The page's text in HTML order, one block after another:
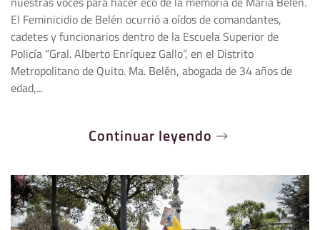
El Feminicidio de Belén ocurrió a oídos de comandantes,
cadetes y funcionarios dentro de la Escuela Superior de
Policía "Gral. Alberto Enríquez Gallo”, en el Distrito
Metropolitano de Quito. Ma. Belén, abogada de 34 años de
edad,...
Continuar leyendo